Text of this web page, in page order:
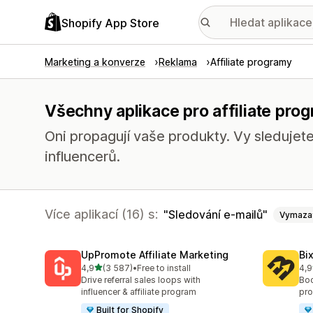
Shopify App Store
Marketing a konverze Reklama Affiliate programy
Všechny aplikace pro affiliate
Oni propagují vaše produkty. Vy
influencerů.
Více aplikací (16) s: Sledování e-mailů
UpPromote Affiliate Marketing
4,9z 5 hvězd
(3 587)
Celkový počet recenzí: 3587
•Free to install
Drive referral sales loops with
influencer & affiliate program
Built for Shopify
4,9